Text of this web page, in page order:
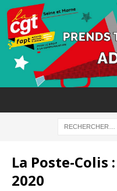
La Poste-Colis :
2020